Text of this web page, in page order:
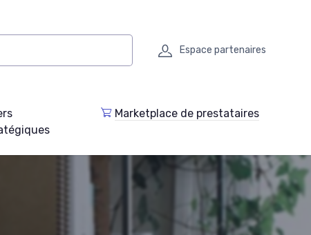
Espace partenaires
Marketplace de prestataires